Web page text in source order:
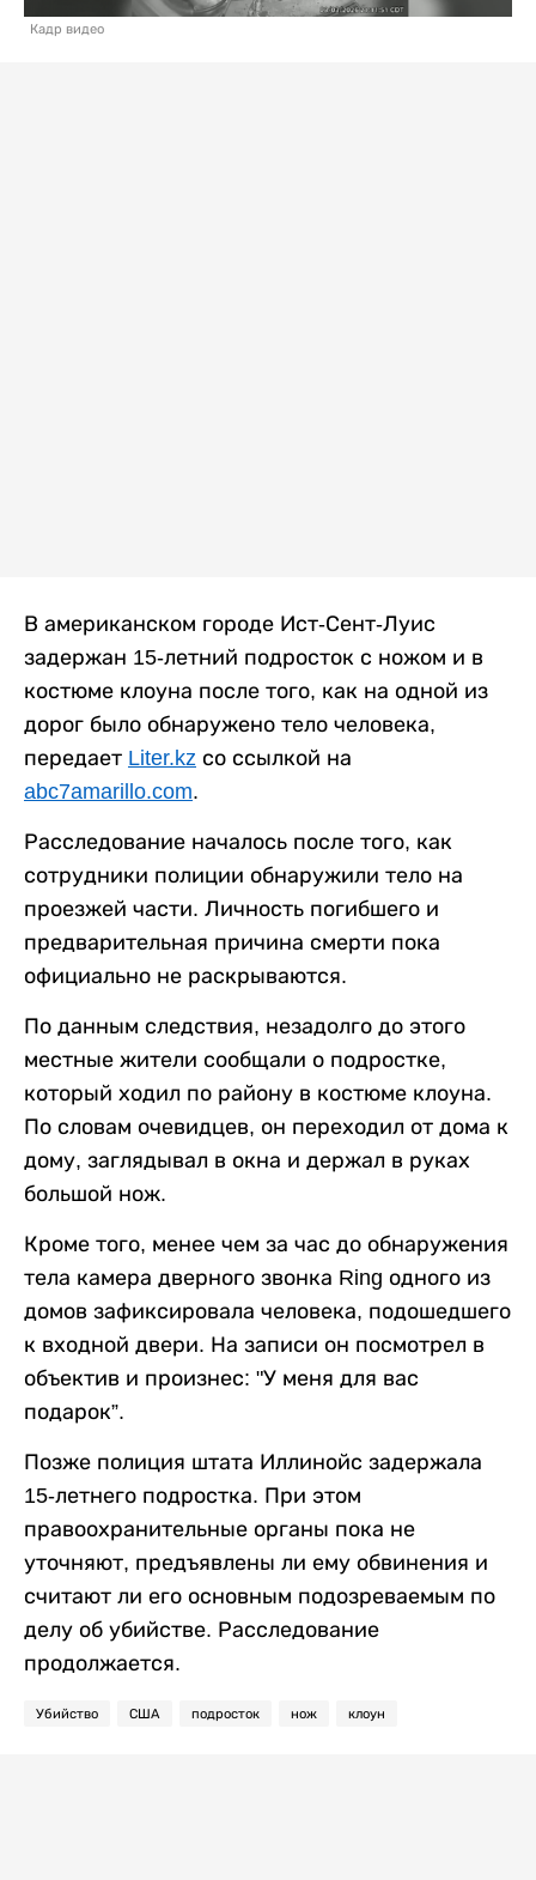
Кадр видео
В американском городе Ист-Сент-Луис
задержан 15-летний подросток с ножом и в
костюме клоуна после того, как на одной из
дорог было обнаружено тело человека,
передает Liter.kz со ссылкой на
abc7amarillo.com.
Расследование началось после того, как
сотрудники полиции обнаружили тело на
проезжей части. Личность погибшего и
предварительная причина смерти пока
официально не раскрываются.
По данным следствия, незадолго до этого
местные жители сообщали о подростке,
который ходил по району в костюме клоуна.
По словам очевидцев, он переходил от дома к
дому, заглядывал в окна и держал в руках
большой нож.
Кроме того, менее чем за час до обнаружения
тела камера дверного звонка Ring одного из
домов зафиксировала человека, подошедшего
к входной двери. На записи он посмотрел в
объектив и произнес: "У меня для вас
подарок”.
Позже полиция штата Иллинойс задержала
15-летнего подростка. При этом
правоохранительные органы пока не
уточняют, предъявлены ли ему обвинения и
считают ли его основным подозреваемым по
делу об убийстве. Расследование
продолжается.
Убийство США подросток нож клоун